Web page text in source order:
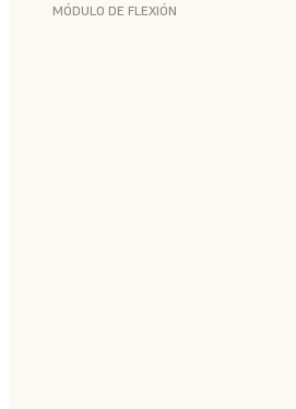
MÓDULO DE FLEXIÓN